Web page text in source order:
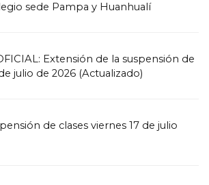
sede Pampa y Huanhualí
Extensión de la suspensión de
julio de 2026 (Actualizado)
de clases viernes 17 de julio